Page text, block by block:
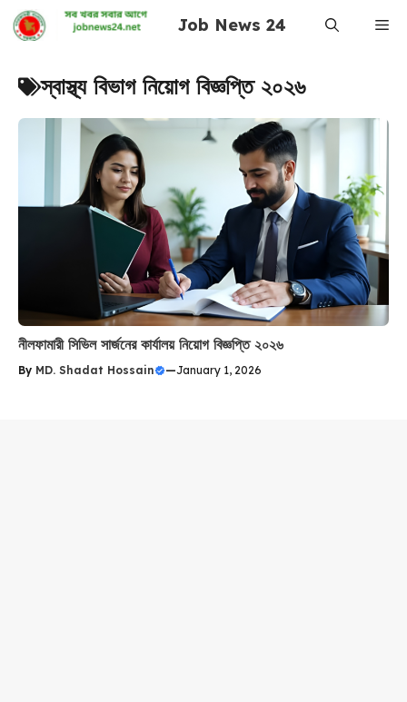
Skip
content
Job News 24
স্বাস্থ্য বিভাগ নিয়োগ বিজ্ঞপ্তি ২০২৬
নীলফামারী সিভিল সার্জনের কার্যালয় নিয়োগ বিজ্ঞপ্তি ২০২৬
By MD. Shadat Hossain —January 1, 2026